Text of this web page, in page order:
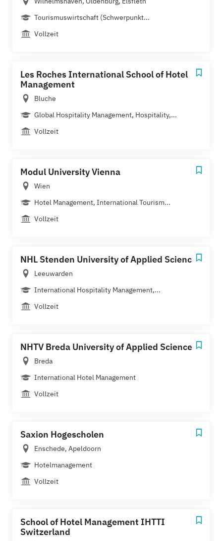
Tourismuswirtschaft (Schwerpunkt...
Vollzeit
Les Roches International School of Hotel
Management
Bluche
Global Hospitality Management, Hospitality,...
Vollzeit
Modul University Vienna
Wien
Hotel Management, International Tourism...
Vollzeit
NHL Stenden University of Applied Sciences
Leeuwarden
International Hospitality Management,...
Vollzeit
NHTV Breda University of Applied Sciences
Breda
International Hotel Management
Vollzeit
Saxion Hogescholen
Enschede, Apeldoorn
Hotelmanagement
Vollzeit
School of Hotel Management IHTTI
Switzerland